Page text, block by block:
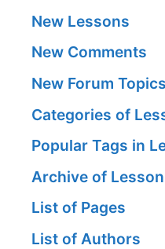
New Lessons
New Comments
New Forum Topics
Categories of
Popular Tags in
Archive of
List of Pages
List of Authors